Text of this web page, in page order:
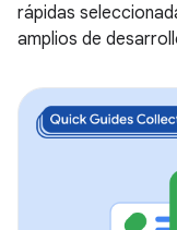
rápidas
amplios de